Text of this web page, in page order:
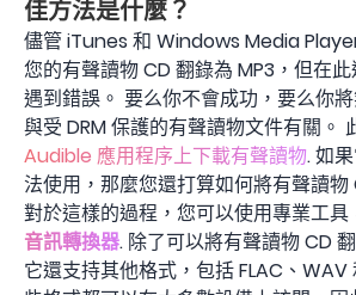
佳方法是什麼？
儘管 iTunes 和 Windows Media
您的有聲讀物 CD 翻錄為 MP3，但在
遇到錯誤。 要么你不會成功，要么你
與受 DRM 保護的有聲讀物文件有關。
Audible 應用程序上下載有聲讀物. 如
法使用，那麼您還打算如何將有聲讀物
對於這樣的過程，您可以使用專業工具
音訊轉換器. 除了可以將有聲讀物 CD
它還支持其他格式，包括 FLAC、